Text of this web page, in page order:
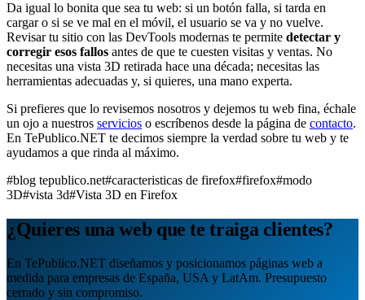
Da igual lo bonita que sea tu web: si un botón falla, si tarda en
cargar o si se ve mal en el móvil, el usuario se va y no vuelve.
Revisar tu sitio con las DevTools modernas te permite detectar y
corregir esos fallos antes de que te cuesten visitas y ventas. No
necesitas una vista 3D retirada hace una década; necesitas las
herramientas adecuadas y, si quieres, una mano experta.
Si prefieres que lo revisemos nosotros y dejemos tu web fina, échale
un ojo a nuestros servicios o escríbenos desde la página de contacto.
En TePublico.NET te decimos siempre la verdad sobre tu web y te
ayudamos a que rinda al máximo.
#blog tepublico.net#caracteristicas de firefox#firefox#modo
3D#vista 3d#Vista 3D en Firefox
¿Quieres una web que te traiga clientes?
En TePublico.NET diseñamos y posicionamos páginas web a
medida para empresas de España, USA y LatAm. Presupuesto
cerrado y sin compromiso.